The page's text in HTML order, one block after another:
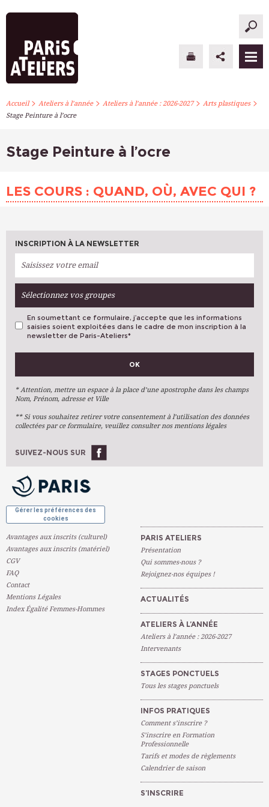
PARIS ATELIERS
ATELIERS À L’ANNÉE
STAGES PONCTUELS
S’INSCRIRE
Accueil> Ateliers à l’année> Ateliers à l’année : 2026-2027> Arts plastiques>
Stage Peinture à l’ocre
Stage Peinture à l’ocre
LES COURS : QUAND, OÙ, AVEC QUI ?
INSCRIPTION À LA NEWSLETTER
Sélectionnez vos groupes
VOS PRÉFÉRENCES
Arts Plastiques
Arts Du Texte
Arts Numériques
Ateliers À L'année
En soumettant ce formulaire, j’accepte que les informations
saisies soient exploitées dans le cadre de mon inscription à la
newsletter de Paris-Ateliers*
OK
* Attention, mettre un espace à la place d’une apostrophe dans les champs
Nom, Prénom, adresse et Ville
** Si vous souhaitez retirer votre consentement à l’utilisation des données
collectées par ce formulaire, veuillez consulter nos mentions légales
SUIVEZ-NOUS SUR
Gérer les préférences des
cookies
Avantages aux inscrits (culturel)
Avantages aux inscrits (matériel)
CGV
FAQ
Contact
Mentions Légales
Index Égalité Femmes-Hommes
PARIS ATELIERS
Présentation
Qui sommes-nous ?
Rejoignez-nos équipes !
ACTUALITÉS
ATELIERS À L’ANNÉE
Ateliers à l’année : 2026-2027
Intervenants
STAGES PONCTUELS
Tous les stages ponctuels
INFOS PRATIQUES
Comment s’inscrire ?
S’inscrire en Formation
Professionnelle
Tarifs et modes de règlements
Calendrier de saison
S’INSCRIRE